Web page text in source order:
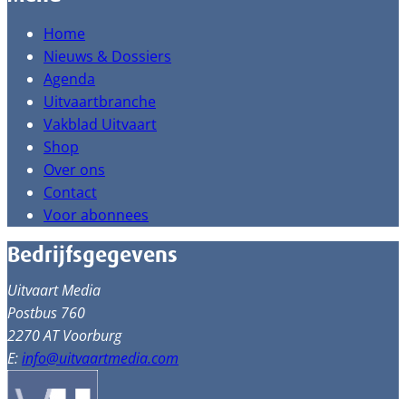
Home
Nieuws & Dossiers
Agenda
Uitvaartbranche
Vakblad Uitvaart
Shop
Over ons
Contact
Voor abonnees
Bedrijfsgegevens
Uitvaart Media
Postbus 760
2270 AT Voorburg
E:info@uitvaartmedia.com